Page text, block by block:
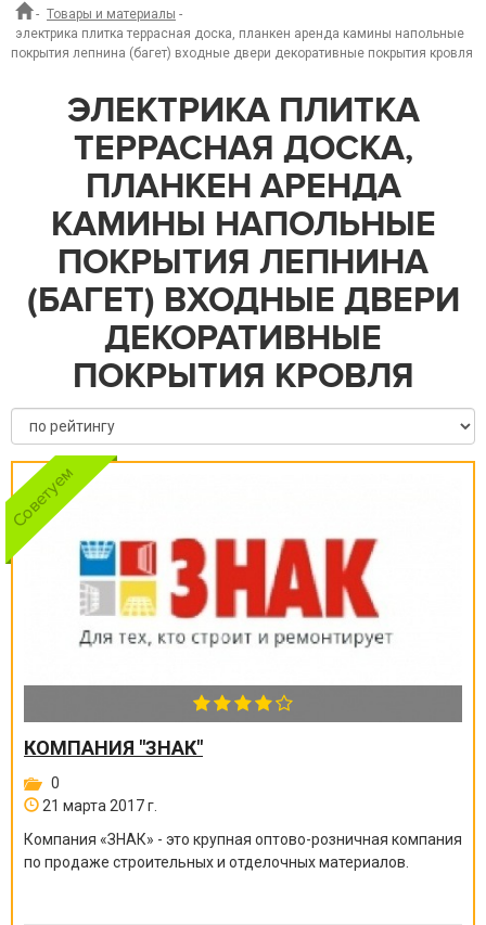
- Товары и материалы -
электрика плитка террасная доска, планкен аренда камины напольные
покрытия лепнина (багет) входные двери декоративные покрытия кровля
ЭЛЕКТРИКА ПЛИТКА
ТЕРРАСНАЯ ДОСКА,
ПЛАНКЕН АРЕНДА
КАМИНЫ НАПОЛЬНЫЕ
ПОКРЫТИЯ ЛЕПНИНА
(БАГЕТ) ВХОДНЫЕ ДВЕРИ
ДЕКОРАТИВНЫЕ
ПОКРЫТИЯ КРОВЛЯ
КОМПАНИЯ "ЗНАК"
0
21 марта 2017 г.
Компания «ЗНАК» - это крупная оптово-розничная компания
по продаже строительных и отделочных материалов.